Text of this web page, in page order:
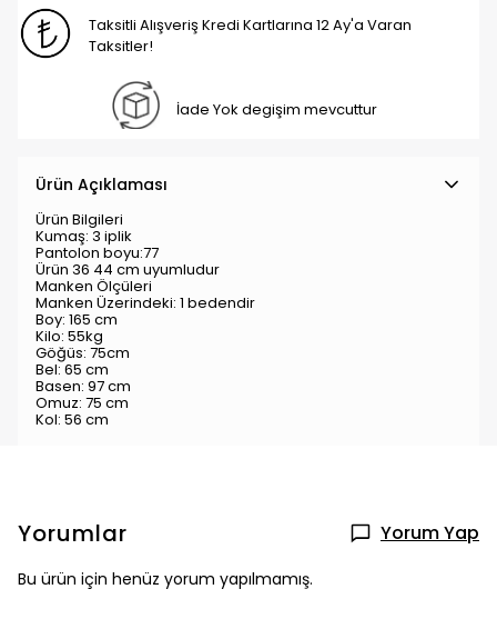
Taksitli Alışveriş Kredi Kartlarına 12 Ay'a Varan
Taksitler!
İade Yok degişim mevcuttur
Ürün Açıklaması
Ürün Bilgileri
Kumaş: 3 iplik
Pantolon boyu:77
Ürün 36 44 cm uyumludur
Manken Ölçüleri
Manken Üzerindeki: 1 bedendir
Boy: 165 cm
Kilo: 55kg
Göğüs: 75cm
Bel: 65 cm
Basen: 97 cm
Omuz: 75 cm
Kol: 56 cm
Yorumlar Yorum Yap
Bu ürün için henüz yorum yapılmamış.